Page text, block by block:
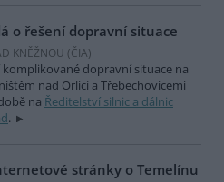
o řešení dopravní situace
KNĚŽNOU (ČIA)
dopravní situace na
nad Orlicí a Třebechovicemi
na Ředitelství silnic a dálnic
.
stránky o Temelínu